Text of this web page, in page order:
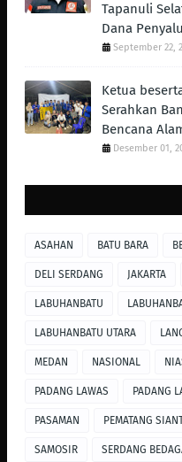
Tapanuli
Dana
September 22,
Ketua
Serahkan
Bencana
Desember 01,
ASAHAN BATU BARA
DELI SERDANG JAKARTA
LABUHANBATU
LABUHANBATU UTARA
MEDAN NASIONAL
PADANG LAWAS PADANG
PASAMAN PEMATANG
SAMOSIR SERDANG